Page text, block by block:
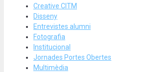
Creative CITM
Disseny
Entrevistes alumni
Fotografia
Institucional
Jornades Portes Obertes
Multimèdia